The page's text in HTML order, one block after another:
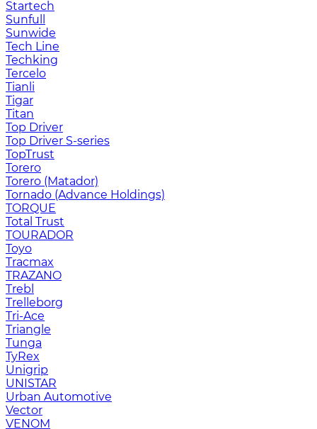
Startech
Sunfull
Sunwide
Tech Line
Techking
Tercelo
Tianli
Tigar
Titan
Top Driver
Top Driver S-series
TopTrust
Torero
Torero (Matador)
Tornado (Advance Holdings)
TORQUE
Total Trust
TOURADOR
Toyo
Tracmax
TRAZANO
Trebl
Trelleborg
Tri-Ace
Triangle
Tunga
TyRex
Unigrip
UNISTAR
Urban Automotive
Vector
VENOM